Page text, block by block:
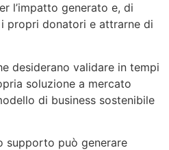
l’impatto generato e, di
propri donatori e attrarne di
desiderano validare in tempi
soluzione a mercato
di business sostenibile
supporto ️può generare